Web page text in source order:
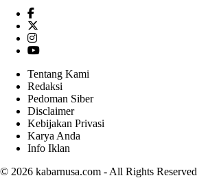
Tentang Kami
Redaksi
Pedoman Siber
Disclaimer
Kebijakan Privasi
Karya Anda
Info Iklan
© 2026 kabarnusa.com - All Rights Reserved